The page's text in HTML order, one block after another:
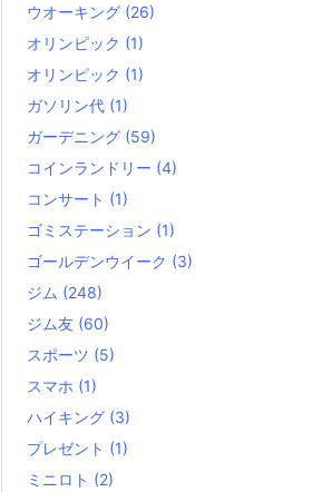
ウオーキング (26)
オリンピック (1)
オリンピック (1)
ガソリン代 (1)
ガーデニング (59)
コインランドリー (4)
コンサート (1)
ゴミステーション (1)
ゴールデンウイーク (3)
ジム (248)
ジム友 (60)
スポーツ (5)
スマホ (1)
ハイキング (3)
プレゼント (1)
ミニロト (2)